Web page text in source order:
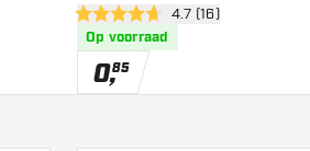
drawer open reviews drawer
4.7 score sterren4.7 (16)
Op voorraad
0,85